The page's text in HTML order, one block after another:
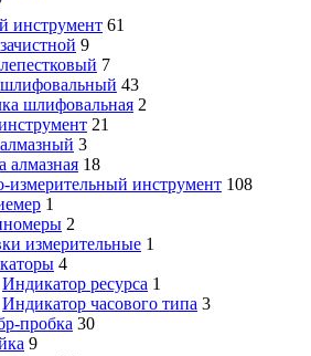
инструмент 61
9
7
43
шлифовальная 2
21
3
алмазная 18
измерительный инструмент 108
1
2
измерительные 1
4
Индикатор ресурса 1
Индикатор часового типа 3
пробка 30
9